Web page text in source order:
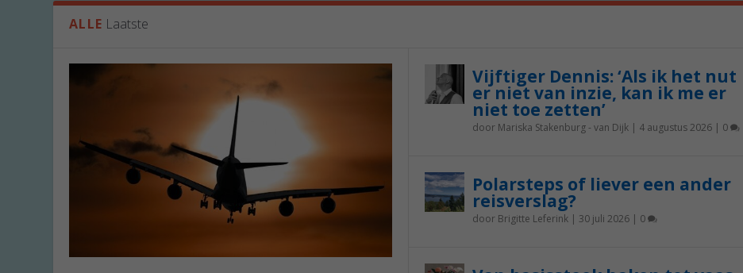
ALLE Laatste
Vijftiger Dennis: ‘Als ik het nut
er niet van inzie, kan ik me er
niet toe zetten’
door Mariska Stakenburg - van Dijk| 4 augustus 2026| 0
Polarsteps of liever een ander
reisverslag?
door Brigitte Leferink| 30 juli 2026| 0